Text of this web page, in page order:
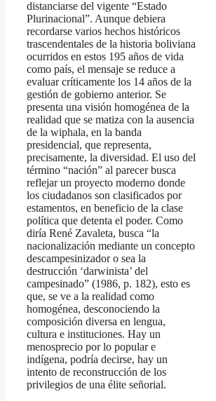
distanciarse del vigente “Estado
Plurinacional”. Aunque debiera
recordarse varios hechos históricos
trascendentales de la historia boliviana
ocurridos en estos 195 años de vida
como país, el mensaje se reduce a
evaluar críticamente los 14 años de la
gestión de gobierno anterior. Se
presenta una visión homogénea de la
realidad que se matiza con la ausencia
de la wiphala, en la banda
presidencial, que representa,
precisamente, la diversidad. El uso del
término “nación” al parecer busca
reflejar un proyecto moderno donde
los ciudadanos son clasificados por
estamentos, en beneficio de la clase
política que detenta el poder. Como
diría René Zavaleta, busca “la
nacionalización mediante un concepto
descampesinizador o sea la
destrucción ‘darwinista’ del
campesinado” (1986, p. 182), esto es
que, se ve a la realidad como
homogénea, desconociendo la
composición diversa en lengua,
cultura e instituciones. Hay un
menosprecio por lo popular e
indígena, podría decirse, hay un
intento de reconstrucción de los
privilegios de una élite señorial.